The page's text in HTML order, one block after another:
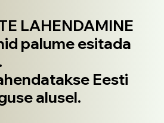
LAHENDAMINE
palume esitada
Eesti
alusel.